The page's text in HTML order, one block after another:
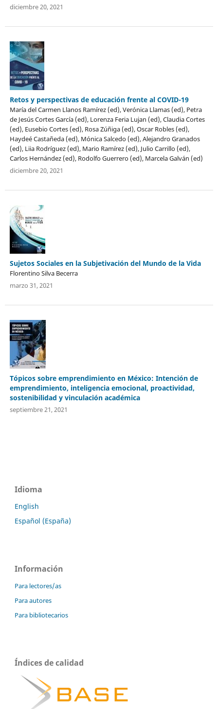
diciembre 20, 2021
Retos y perspectivas de educación frente al COVID-19
María del Carmen Llanos Ramírez (ed), Verónica Llamas (ed), Petra
de Jesús Cortes García (ed), Lorenza Feria Lujan (ed), Claudia Cortes
(ed), Eusebio Cortes (ed), Rosa Zúñiga (ed), Oscar Robles (ed),
Haydeé Castañeda (ed), Mónica Salcedo (ed), Alejandro Granados
(ed), Liia Rodríguez (ed), Mario Ramírez (ed), Julio Carrillo (ed),
Carlos Hernández (ed), Rodolfo Guerrero (ed), Marcela Galván (ed)
diciembre 20, 2021
Sujetos Sociales en la Subjetivación del Mundo de la Vida
Florentino Silva Becerra
marzo 31, 2021
Tópicos sobre emprendimiento en México: Intención de
emprendimiento, inteligencia emocional, proactividad,
sostenibilidad y vinculación académica
septiembre 21, 2021
Idioma
English
Español (España)
Información
Para lectores/as
Para autores
Para bibliotecarios
Índices de calidad